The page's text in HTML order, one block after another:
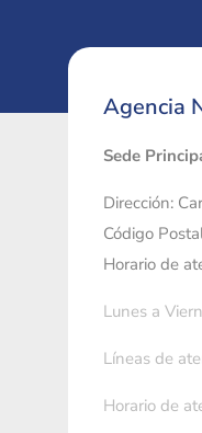
Agencia
Sede
Dirección:
Código
Horario de
Lunes a
Líneas de
Horario de